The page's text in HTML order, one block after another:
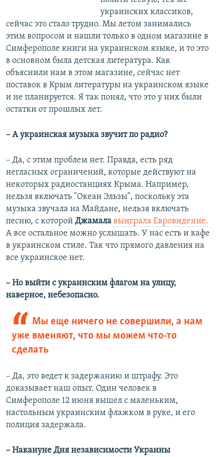
украинских классиков,
сейчас это стало трудно. Мы летом занимались
этим вопросом и нашли только в одном магазине в
Симферополе книги на украинском языке, и то это
в основном была детская литература. Как
объяснили нам в этом магазине, сейчас нет
поставок в Крым литературы на украинском языке
и не планируется. Я так понял, что это у них были
остатки от прошлых лет.
– А украинская музыка звучит по радио?
– Да, с этим проблем нет. Правда, есть ряд
негласных ограничений, которые действуют на
некоторых радиостанциях Крыма. Например,
нельзя включать "Океан Эльзы", поскольку эта
музыка звучала на Майдане, нельзя включать
песню, с которой Джамала выиграла Евровидение.
А все остальное можно услышать. У нас есть и кафе
в украинском стиле. Так что прямого давления на
все украинское нет.
– Но выйти с украинским флагом на улицу,
наверное, небезопасно.
Мы еще ничего не совершили, а нам
уже вменяют, что мы можем что-то
сделать
– Да, это ведет к задержанию и штрафу. Это
доказывает наш опыт. Один человек в
Симферополе 12 июня вышел с маленьким,
настольным украинским флажком в руке, и его
полиция задержала.
– Накануне Дня независимости Украины